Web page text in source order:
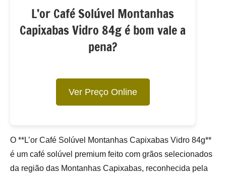
L’or Café Solúvel Montanhas
Capixabas Vidro 84g é bom vale a
pena?
Ver Preço Online
O **L’or Café Solúvel Montanhas Capixabas Vidro 84g**
é um café solúvel premium feito com grãos selecionados
da região das Montanhas Capixabas, reconhecida pela